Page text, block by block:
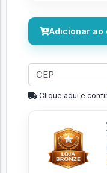
Adicionar ao
Clique aqui e